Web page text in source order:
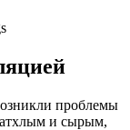
проблемы
и сырым,